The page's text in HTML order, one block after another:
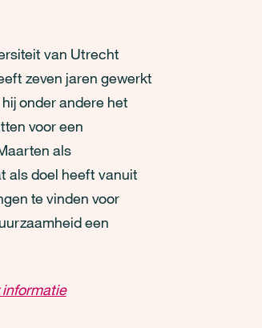
van Utrecht
zeven jaren gewerkt
onder andere het
voor een
als
als doel heeft vanuit
te vinden voor
een